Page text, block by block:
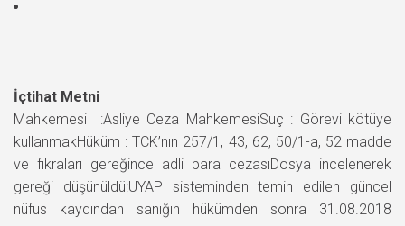
İçtihat Metni
Mahkemesi :Asliye Ceza MahkemesiSuç : Görevi kötüye
kullanmakHüküm : TCK’nın 257/1, 43, 62, 50/1-a, 52 madde
ve fıkraları gereğince adli para cezasıDosya incelenerek
gereği düşünüldü:UYAP sisteminden temin edilen güncel
nüfus kaydından sanığın hükümden sonra 31.08.2018